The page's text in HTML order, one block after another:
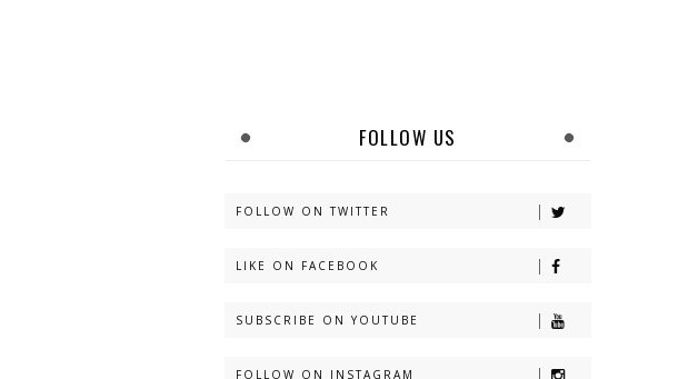
FOLLOW US
FOLLOW ON TWITTER
LIKE ON FACEBOOK
SUBSCRIBE ON YOUTUBE
FOLLOW ON INSTAGRAM